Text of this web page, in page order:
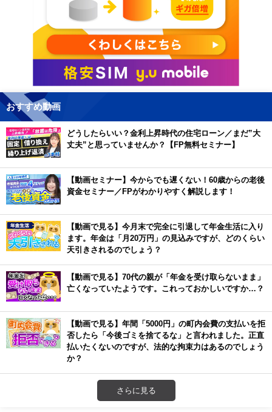
おすすめ動画
どうしたらいい？金利上昇時代の住宅ローン／まだ”大
丈夫”と思っていませんか？【FP無料セミナー】
【動画セミナー】今からでも遅くない！60歳からの老後
資金セミナー／FPがわかりやすく解説します！
【動画で見る】今月末で完全に引退して年金生活に入り
ます。年金は「月20万円」の見込みですが、どのくらい
天引きされるのでしょう？
【動画で見る】70代の親が「年金を受け取らないまま」
亡くなっていたようです。これっておかしいですか…？
【動画で見る】年間「5000円」の町内会費の支払いを拒
否したら「今後ゴミを捨てるな」と言われました。正直
払いたくないのですが、法的な拘束力はあるのでしょう
か？
さらに見る